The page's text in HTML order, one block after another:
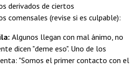
derivados de ciertos
comensales (revise si es culpable):
Algunos llegan con mal ánimo, no
dicen "deme eso". Uno de los
"Somos el primer contacto con el